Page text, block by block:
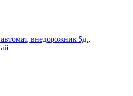
внедорожник 5д.,